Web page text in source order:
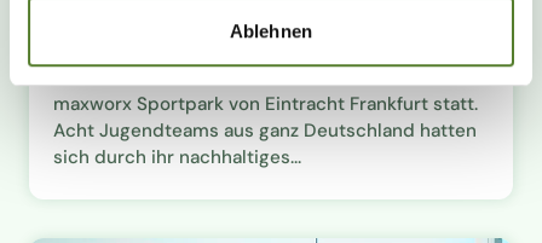
Ablehnen
maxworx Sportpark von Eintracht Frankfurt statt.
Acht Jugendteams aus ganz Deutschland hatten
sich durch ihr nachhaltiges...